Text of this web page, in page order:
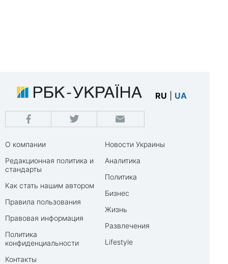
RU UA
О компании
Редакционная политика и
стандарты
Как стать нашим автором
Правила пользования
Правовая информация
Политика
конфиденциальности
Контакты
Новости Украины
Аналитика
Политика
Бизнес
Жизнь
Развлечения
Lifestyle